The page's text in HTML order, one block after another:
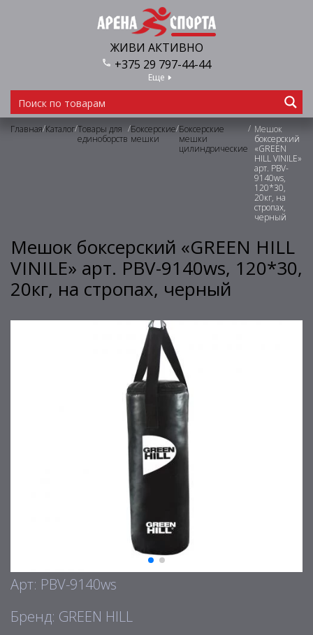
ЖИВИ АКТИВНО
+375 29 797-44-44
Еще
Главная/Каталог/Товары для
единоборств
/Боксерские
мешки
/Боксерские
мешки
цилиндрические
/ Мешок
боксерский
«GREEN
HILL VINILE»
арт. PBV-
9140ws,
120*30,
20кг, на
стропах,
черный
Мешок боксерский «GREEN HILL
VINILE» арт. PBV-9140ws, 120*30,
20кг, на стропах, черный
Арт: PBV-9140ws
Бренд: GREEN HILL